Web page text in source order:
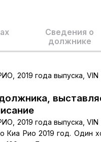
Сведения о
должнике
2019 года выпуска, VIN
2019 года выпуска, VIN
Киа Рио 2019 год. Один